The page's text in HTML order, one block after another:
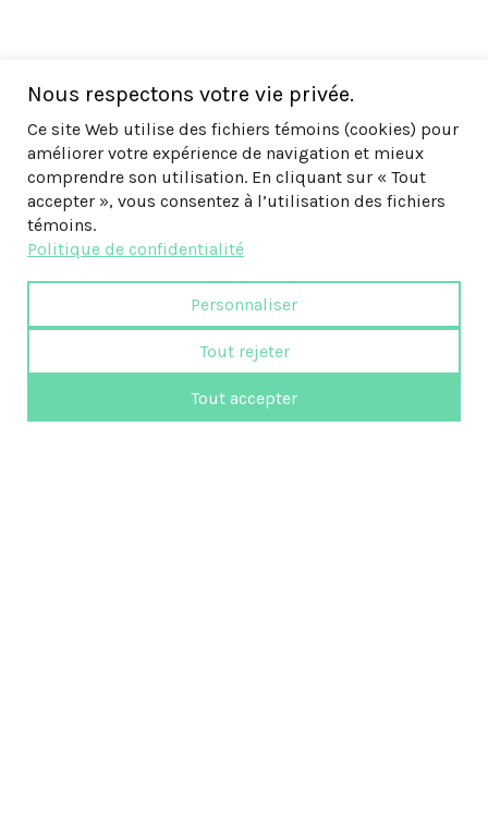
Nous respectons votre vie privée.
Ce site Web utilise des fichiers témoins (cookies) pour
améliorer votre expérience de navigation et mieux
comprendre son utilisation. En cliquant sur « Tout
accepter », vous consentez à l’utilisation des fichiers
témoins.
Politique de confidentialité
Personnaliser
Tout rejeter
Tout accepter